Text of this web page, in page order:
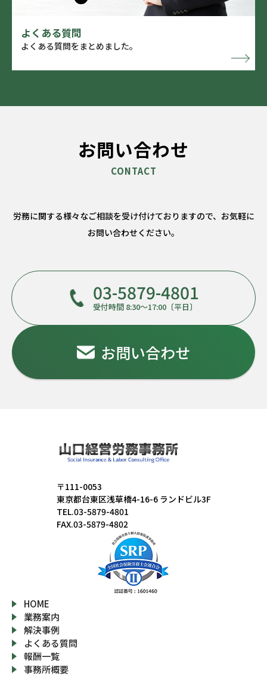
よくある質問
よくある質問をまとめました。
お問い合わせ
労務に関する様々なご相談を受け付けておりますので、 お気軽に
お問い合わせください。
03-5879-4801
受付時間 8:30～17:00〔平日〕
お問い合わせ
〒111-0053
東京都台東区浅草橋4-16-6 ランドビル3F
TEL.03-5879-4801
FAX.03-5879-4802
HOME
業務案内
解決事例
よくある質問
報酬一覧
事務所概要